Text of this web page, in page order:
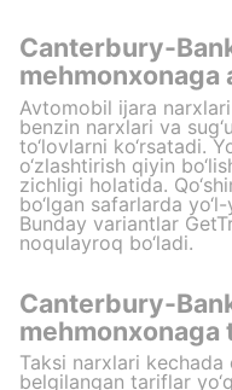
Canterbury-
Avtomobil ijara
benzin narxlari va
to‘lovlarni ko‘rsatadi.
o‘zlashtirish qiyin
zichligi holatida.
bo‘lgan safarlarda
Bunday variantlar
noqulayroq bo‘ladi.
Canterbury-
mehmonxonaga
Taksi narxlari kechada
belgilangan tariflar